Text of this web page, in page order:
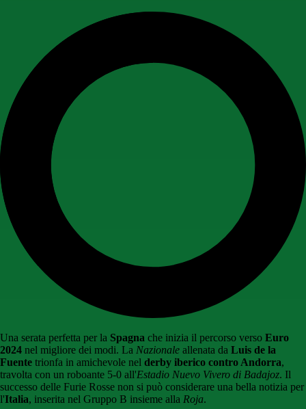
Una serata perfetta per la Spagna che inizia il percorso verso Euro
2024 nel migliore dei modi. La Nazionale allenata da Luis de la
Fuente trionfa in amichevole nel derby iberico contro Andorra,
travolta con un roboante 5-0 all'Estadio Nuevo Vivero di Badajoz. Il
successo delle Furie Rosse non si può considerare una bella notizia per
l'Italia, inserita nel Gruppo B insieme alla Roja.